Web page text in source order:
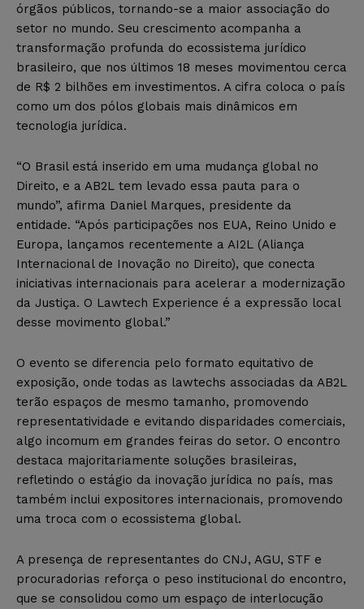
órgãos públicos, tornando-se a maior associação do
setor no mundo. Seu crescimento acompanha a
transformação profunda do ecossistema jurídico
brasileiro, que nos últimos 18 meses movimentou cerca
de R$ 2 bilhões em investimentos. A cifra coloca o país
como um dos pólos globais mais dinâmicos em
tecnologia jurídica.
“O Brasil está inserido em uma mudança global no
Direito, e a AB2L tem levado essa pauta para o
mundo”, afirma Daniel Marques, presidente da
entidade. “Após participações nos EUA, Reino Unido e
Europa, lançamos recentemente a AI2L (Aliança
Internacional de Inovação no Direito), que conecta
iniciativas internacionais para acelerar a modernização
da Justiça. O Lawtech Experience é a expressão local
desse movimento global.”
O evento se diferencia pelo formato equitativo de
exposição, onde todas as lawtechs associadas da AB2L
terão espaços de mesmo tamanho, promovendo
representatividade e evitando disparidades comerciais,
algo incomum em grandes feiras do setor. O encontro
destaca majoritariamente soluções brasileiras,
refletindo o estágio da inovação jurídica no país, mas
também inclui expositores internacionais, promovendo
uma troca com o ecossistema global.
A presença de representantes do CNJ, AGU, STF e
procuradorias reforça o peso institucional do encontro,
que se consolidou como um espaço de interlocução